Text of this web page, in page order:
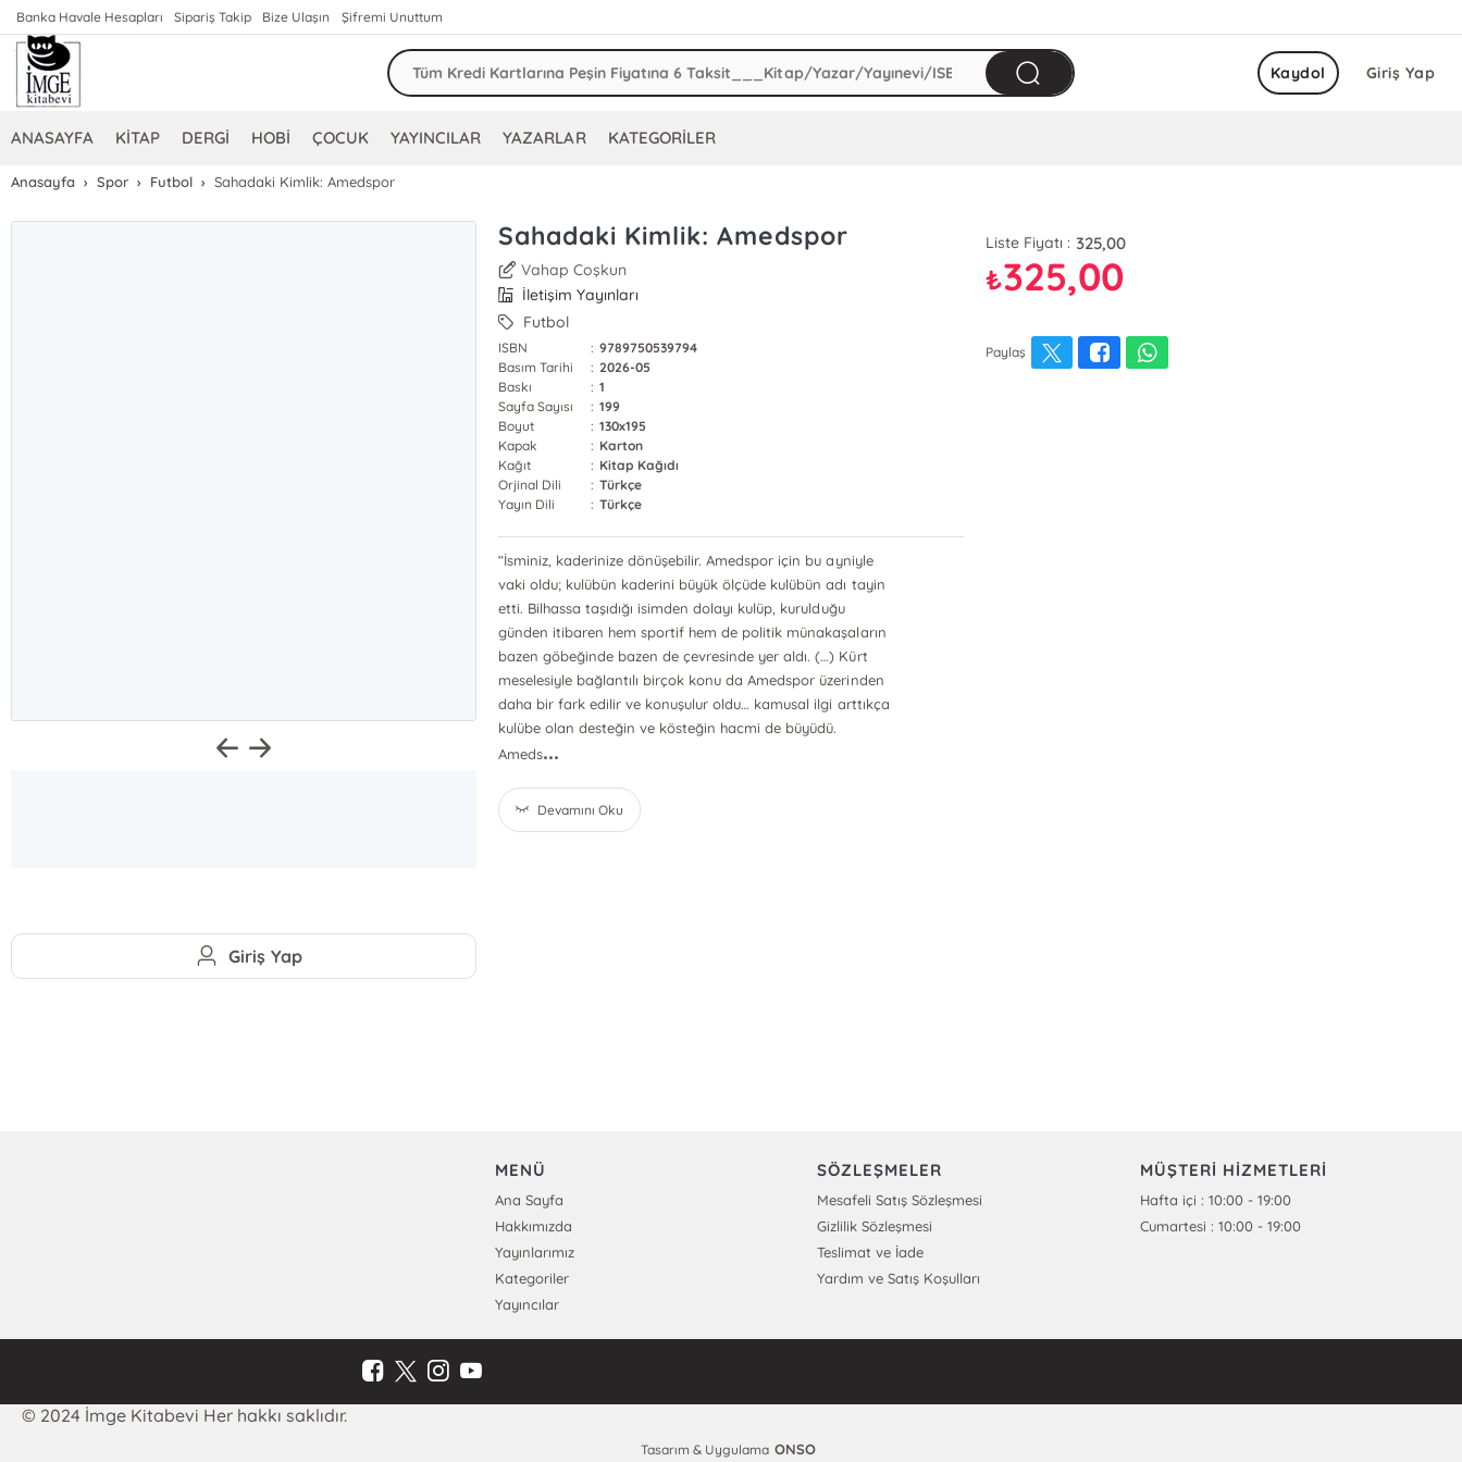
Banka Havale Hesapları Sipariş Takip Bize Ulaşın Şifremi Unuttum
Giriş Yap
Kaydol
ANASAYFA KİTAP DERGİ HOBİ ÇOCUK YAYINCILAR YAZARLAR KATEGORİLER
Anasayfa Spor Futbol Sahadaki Kimlik: Amedspor
Sahadaki Kimlik: Amedspor
Vahap Coşkun
İletişim Yayınları
Futbol
ISBN : 9789750539794
Basım Tarihi
: 2026-05
Baskı
: 1
Sayfa Sayısı
: 199
Boyut
: 130x195
Kapak
: Karton
Kağıt
: Kitap Kağıdı
Orjinal Dili
: Türkçe
Yayın Dili
: Türkçe
“İsminiz, kaderinize dönüşebilir. Amedspor için bu ayniyle
vaki oldu; kulübün kaderini büyük ölçüde kulübün adı tayin
etti. Bilhassa taşıdığı isimden dolayı kulüp, kurulduğu
günden itibaren hem sportif hem de politik münakaşaların
bazen göbeğinde bazen de çevresinde yer aldı. (…) Kürt
meselesiyle bağlantılı birçok konu da Amedspor üzerinden
daha bir fark edilir ve konuşulur oldu… kamusal ilgi arttıkça
kulübe olan desteğin ve kösteğin hacmi de büyüdü.
Ameds...
Devamını Oku
Liste Fiyatı : 325,00
₺325,00
Paylaş
Giriş Yap
MENÜ
Ana Sayfa
Hakkımızda
Yayınlarımız
Kategoriler
Yayıncılar
SÖZLEŞMELER
Mesafeli Satış Sözleşmesi
Gizlilik Sözleşmesi
Teslimat ve İade
Yardım ve Satış Koşulları
MÜŞTERİ HİZMETLERİ
Hafta içi : 10:00 - 19:00
Cumartesi : 10:00 - 19:00
© 2024 İmge Kitabevi Her hakkı saklıdır.
Tasarım & Uygulama ONSO